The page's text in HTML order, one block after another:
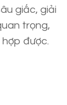
giấc, giải
trọng,
được.